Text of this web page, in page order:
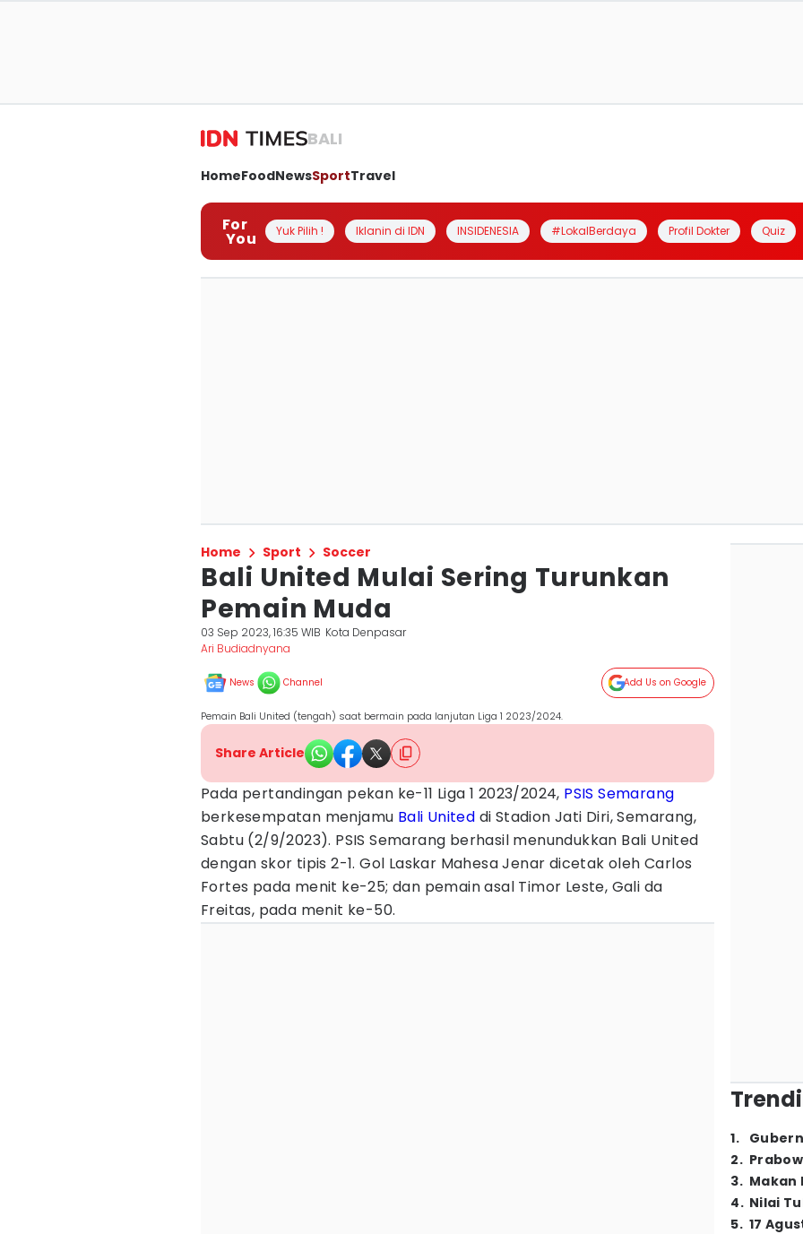
BALI
HomeFoodNewsSportTravel
For
You Yuk Pilih ! Iklanin di IDN INSIDENESIA #LokalBerdaya Profil Dokter Quiz
Home Sport Soccer
Bali United Mulai Sering Turunkan
Pemain Muda
03 Sep 2023, 16:35 WIB Kota Denpasar
Ari Budiadnyana
News Channel Add Us on Google
Pemain Bali United (tengah) saat bermain pada lanjutan Liga 1 2023/2024.
Share Article
Pada pertandingan pekan ke-11 Liga 1 2023/2024, PSIS Semarang
berkesempatan menjamu Bali United di Stadion Jati Diri, Semarang,
Sabtu (2/9/2023). PSIS Semarang berhasil menundukkan Bali United
dengan skor tipis 2-1. Gol Laskar Mahesa Jenar dicetak oleh Carlos
Fortes pada menit ke-25; dan pemain asal Timor Leste, Gali da
Freitas, pada menit ke-50.
1.
2.
3. Makan
4. Nilai
5. 17